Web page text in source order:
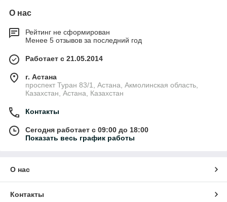
О нас
Рейтинг не сформирован
Менее 5 отзывов за последний год
Работает с 21.05.2014
г. Астана
проспект Туран 83/1, Астана, Акмолинская область,
Казахстан, Астана, Казахстан
Контакты
Сегодня работает с 09:00 до 18:00
Показать весь график работы
О нас
Контакты